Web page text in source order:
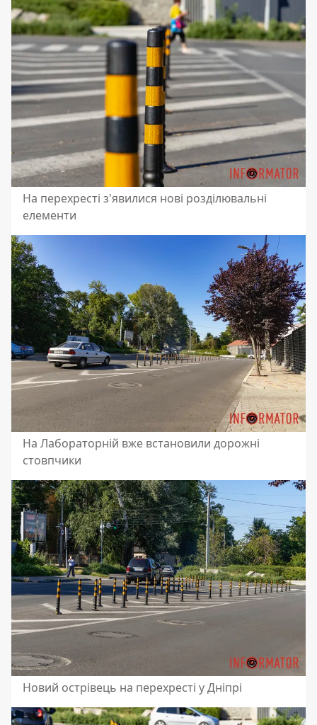
На перехресті з'явилися нові розділювальні
елементи
На Лабораторній вже встановили дорожні
стовпчики
Новий острівець на перехресті у Дніпрі